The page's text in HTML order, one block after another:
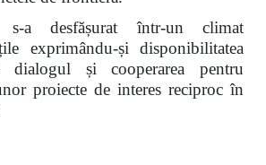
s-a desfășurat într-un climat
exprimându-și disponibilitatea
și cooperarea pentru
proiecte de interes reciproc în